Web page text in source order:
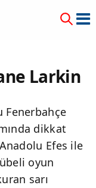
Larkin
Fenerbahçe
dikkat
Efes ile
oyun
sarı